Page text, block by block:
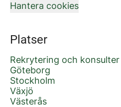
Hantera cookies
Platser
Rekrytering och konsulter
Göteborg
Stockholm
Växjö
Västerås